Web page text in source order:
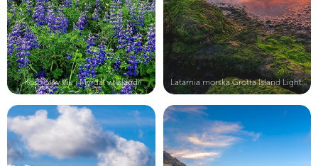
Kościół w Vik i Myrdal w Islandii Latarnia morska Grotta Island Light...